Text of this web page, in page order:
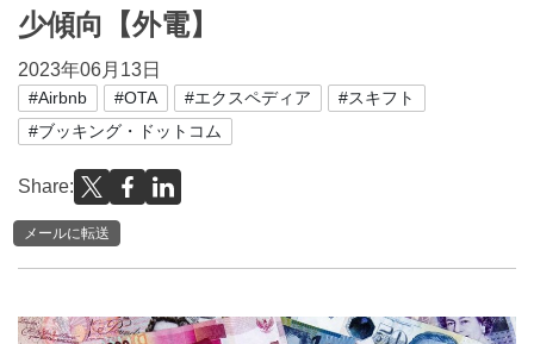
少傾向【外電】
2023年06月13日
#Airbnb #OTA #エクスペディア
#スキフト
#ブッキング・ドットコム
Share:
メールに転送